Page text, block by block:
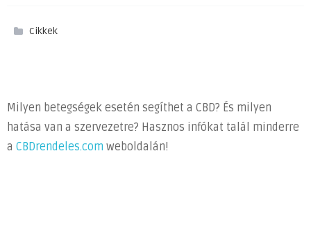
Cikkek
Milyen betegségek esetén segíthet a CBD? És milyen
hatása van a szervezetre? Hasznos infókat talál minderre
a CBDrendeles.com weboldalán!